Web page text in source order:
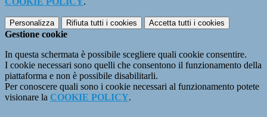
Personalizza Rifiuta tutti i cookies Accetta tutti i cookies
Gestione cookie
In questa schermata è possibile scegliere quali cookie consentire.
I cookie necessari sono quelli che consentono il funzionamento della
piattaforma e non è possibile disabilitarli.
Per conoscere quali sono i cookie necessari al funzionamento potete
visionare la COOKIE POLICY.